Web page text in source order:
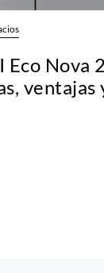
Eco Nova
ventajas